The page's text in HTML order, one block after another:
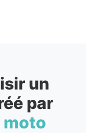
un
par
moto